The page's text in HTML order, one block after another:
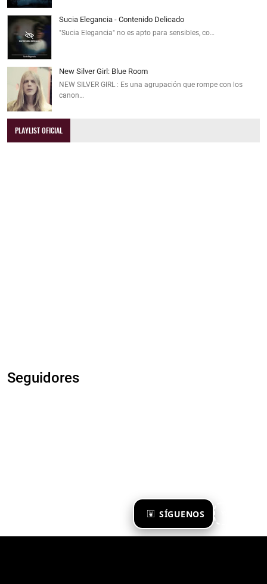
SÍGUENOS
Sucia Elegancia - Contenido Delicado
"Sucia Elegancia" no es apto para sensibles, co…
New Silver Girl: Blue Room
NEW SILVER GIRL : Es una agrupación que rompe con los
canon…
PLAYLIST OFICIAL
Seguidores